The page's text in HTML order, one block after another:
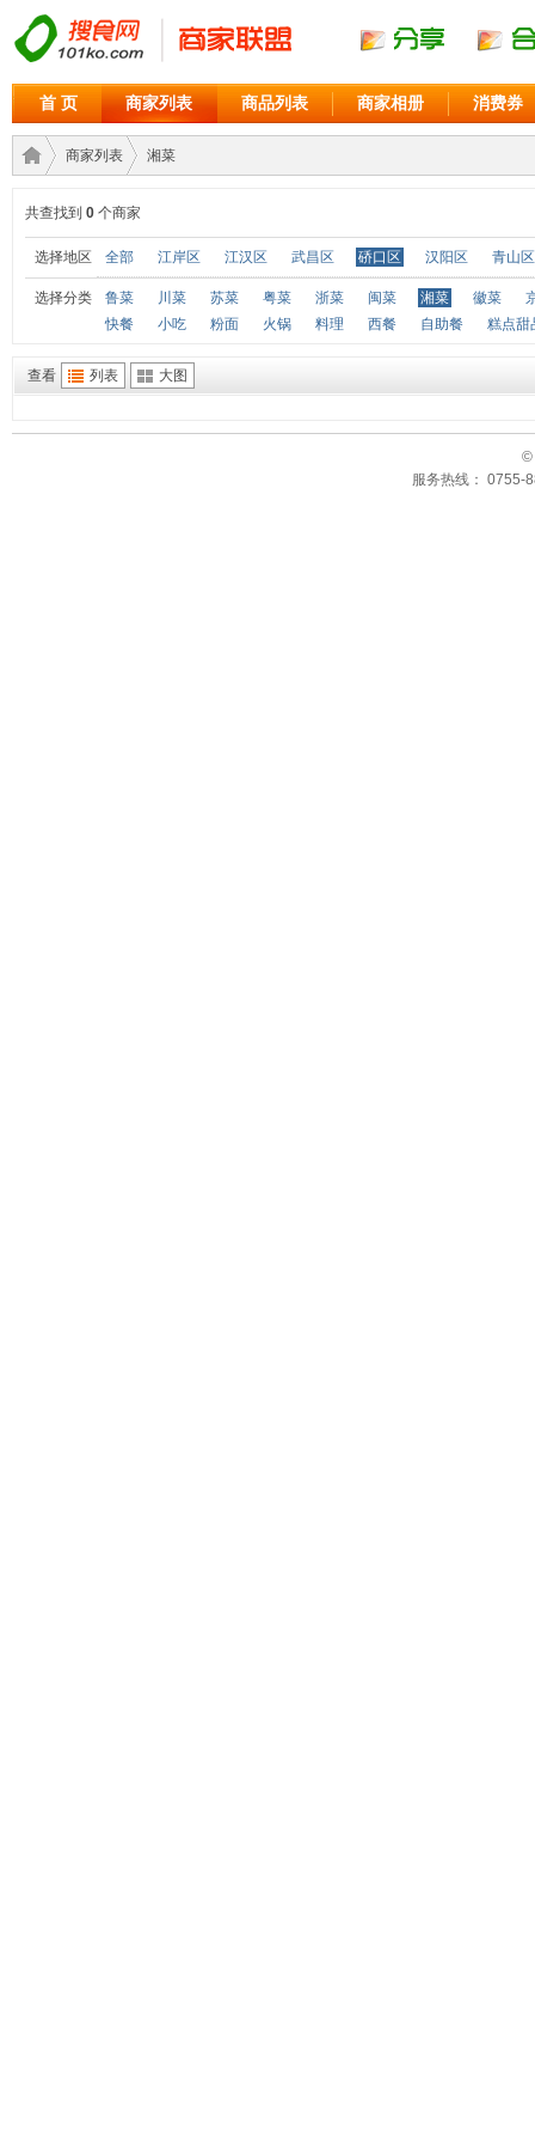
首 页 商家列表 商品列表 商家相册 消费券
商家›
商家列表
›
湘菜
共查找到 0 个商家
选择地区 全部 江岸区 江汉区 武昌区 硚口区 汉阳区 青山区
选择分类 鲁菜 川菜 苏菜 粤菜 浙菜 闽菜 湘菜 徽菜
快餐
小吃 粉面 火锅 料理 西餐 自助餐 糕点甜
查看 列表 大图
©
服务热线： 0755-